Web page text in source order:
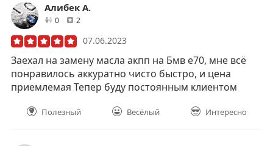
Алибек А.
0друзей
2
07.06.2023
Заехал на замену масла акпп на Бмв е70, мне всё
понравилось аккуратно чисто быстро, и цена
приемлемая Тепер буду постоянным клиентом
Полезный Весёлый Интересно